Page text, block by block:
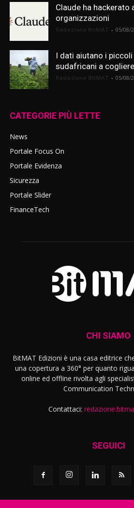
Claude ha hackerato
organizzazioni
- 05/08/
I dati aiutano i
sudafricani a
- 05/08/
CATEGORIE PIÙ LETTE
News
Portale Focus On
Portale Evidenza
Sicurezza
Portale Slider
FinanceTech
CHI SIAMO
BitMAT Edizioni è una casa editrice
una copertura a 360° per quanto
online ed offline rivolta agli
Communication
Contattaci:
SEGUICI